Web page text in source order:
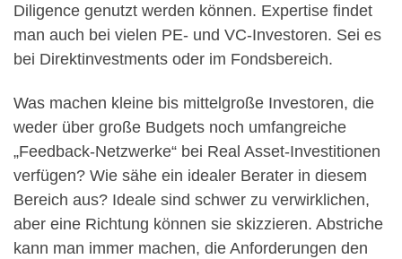
Diligence genutzt werden können. Expertise findet
man auch bei vielen PE- und VC-Investoren. Sei es
bei Direktinvestments oder im Fondsbereich.
Was machen kleine bis mittelgroße Investoren, die
weder über große Budgets noch umfangreiche
„Feedback-Netzwerke“ bei Real Asset-Investitionen
verfügen? Wie sähe ein idealer Berater in diesem
Bereich aus? Ideale sind schwer zu verwirklichen,
aber eine Richtung können sie skizzieren. Abstriche
kann man immer machen, die Anforderungen den